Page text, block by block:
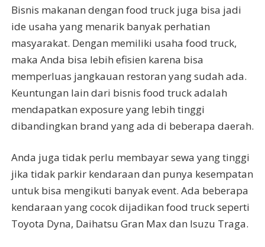
Bisnis makanan dengan food truck juga bisa jadi
ide usaha yang menarik banyak perhatian
masyarakat. Dengan memiliki usaha food truck,
maka Anda bisa lebih efisien karena bisa
memperluas jangkauan restoran yang sudah ada.
Keuntungan lain dari bisnis food truck adalah
mendapatkan exposure yang lebih tinggi
dibandingkan brand yang ada di beberapa daerah.
Anda juga tidak perlu membayar sewa yang tinggi
jika tidak parkir kendaraan dan punya kesempatan
untuk bisa mengikuti banyak event. Ada beberapa
kendaraan yang cocok dijadikan food truck seperti
Toyota Dyna, Daihatsu Gran Max dan Isuzu Traga.